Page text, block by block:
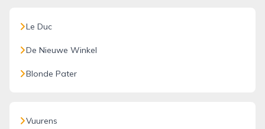
Le Duc
De Nieuwe Winkel
Blonde Pater
Vuurens